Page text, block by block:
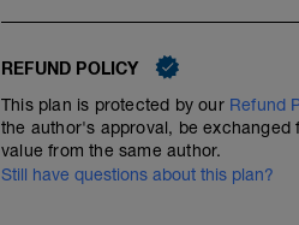
REFUND POLICY
This plan is protected by our Refund
the author's approval, be exchanged
value from the same author.
Still have questions about this plan?